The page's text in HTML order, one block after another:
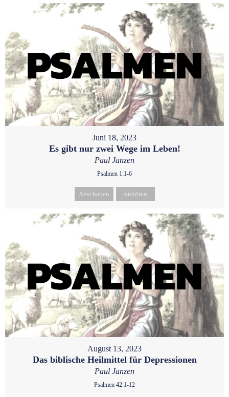
Juni 18, 2023
Es gibt nur zwei Wege im Leben!
Paul Janzen
Psalmen 1:1-6
Anschauen Anhören
August 13, 2023
Das biblische Heilmittel für Depressionen
Paul Janzen
Psalmen 42:1-12